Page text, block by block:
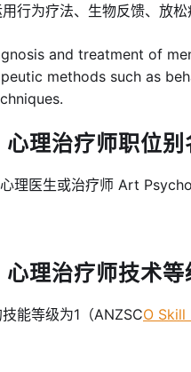
行为疗法、生物反馈、放
and treatment of
methods such as
理治疗师职位
理医生或治疗师 Art
理治疗师技术
能等级为1（ANZSCO Skill